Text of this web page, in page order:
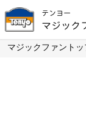
テンヨー
マジック
マジックファントッ